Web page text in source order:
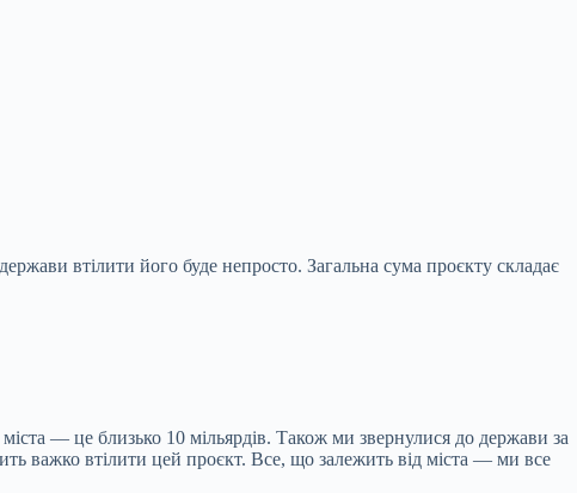
втілити його буде непросто. Загальна сума проєкту складає
— це близько 10 мільярдів. Також ми звернулися до держави за
важко втілити цей проєкт. Все, що залежить від міста — ми все